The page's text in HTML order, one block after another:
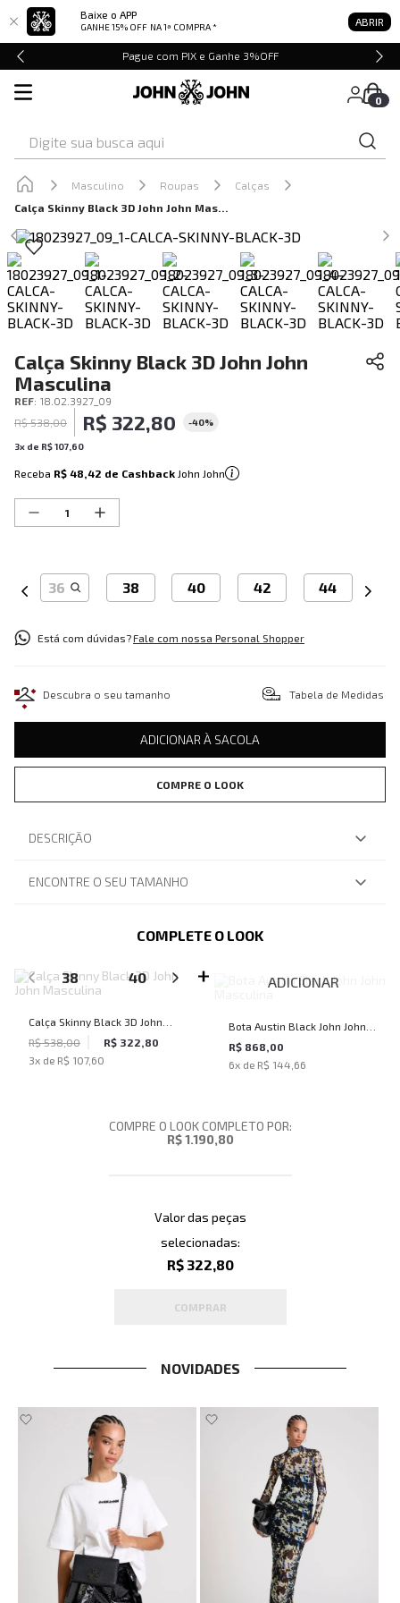
Baixe o APP
GANHE 15% OFF NA 1ª COMPRA * ABRIR
Pague com PIX e Ganhe 3%OFF
0
Masculino Roupas
Calças
Calça Skinny Black 3D John John Masculina
Calça Skinny Black 3D John John
Masculina
REF: 18.02.3927_09
R$ 538,00 R$ 322,80 -40%
3x de R$107 60
Receba R$ 48,42 de Cashback John John
36 38 40 42 44
Está com dúvidas?Fale com nossa Personal Shopper
Descubra o seu tamanho Tabela de Medidas
ADICIONAR À SACOLA
COMPRE O LOOK
DESCRIÇÃO
ENCONTRE O SEU TAMANHO
COMPLETE O LOOK
38 40 42 44 46
Calça Skinny Black 3D John
John Masculina
R$ 538,00
R$ 322,80
3x de R$ 107,60
ADICIONAR
Bota Austin Black John John
Masculina
R$ 868,00
6x de R$ 144,66
COMPRE O LOOK COMPLETO POR:
R$ 1.190,80
Valor das peças
selecionadas:
R$ 322,80
COMPRAR
NOVIDADES